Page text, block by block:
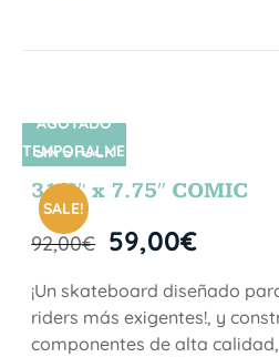
SIN STOCK
SALE!
AGOTADO
TEMPORALME
NTE
31.5″ x 7.75″ COMIC
92,00€ 59,00€
¡Un skateboard diseñado
riders más exigentes!, y
componentes de alta